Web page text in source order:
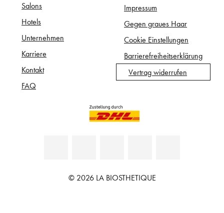
Salons
Hotels
Unternehmen
Karriere
Kontakt
FAQ
Impressum
Gegen graues Haar
Cookie Einstellungen
Barrierefreiheitserklärung
Vertrag widerrufen
© 2026 LA BIOSTHETIQUE